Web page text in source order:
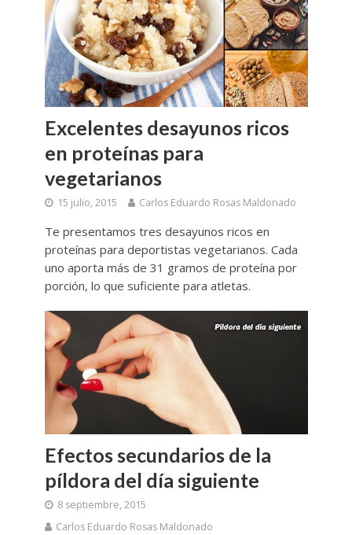
Excelentes desayunos ricos
en proteínas para
vegetarianos
15 julio, 2015 Carlos Eduardo Rosas Maldonado
Te presentamos tres desayunos ricos en
proteínas para deportistas vegetarianos. Cada
uno aporta más de 31 gramos de proteína por
porción, lo que suficiente para atletas.
Efectos secundarios de la
píldora del día siguiente
8 septiembre, 2015
Carlos Eduardo Rosas Maldonado